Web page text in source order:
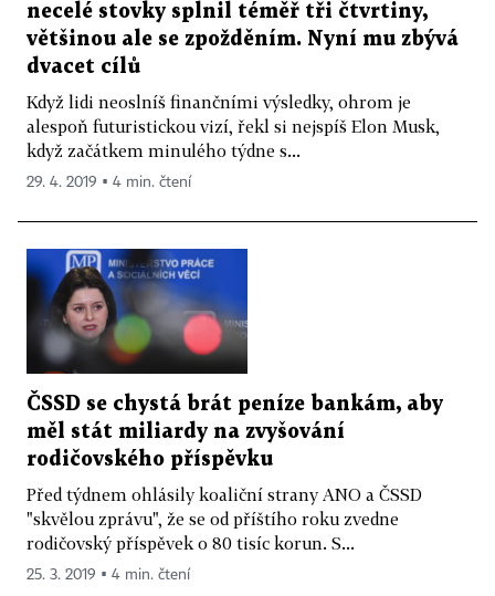
necelé stovky splnil téměř tři čtvrtiny,
většinou ale se zpožděním. Nyní mu zbývá
dvacet cílů
Když lidi neoslníš finančními výsledky, ohrom je
alespoň futuristickou vizí, řekl si nejspíš Elon Musk,
když začátkem minulého týdne s...
29. 4. 2019 ▪ 4 min. čtení
ČSSD se chystá brát peníze bankám, aby
měl stát miliardy na zvyšování
rodičovského příspěvku
Před týdnem ohlásily koaliční strany ANO a ČSSD
"skvělou zprávu", že se od příštího roku zvedne
rodičovský příspěvek o 80 tisíc korun. S...
25. 3. 2019 ▪ 4 min. čtení